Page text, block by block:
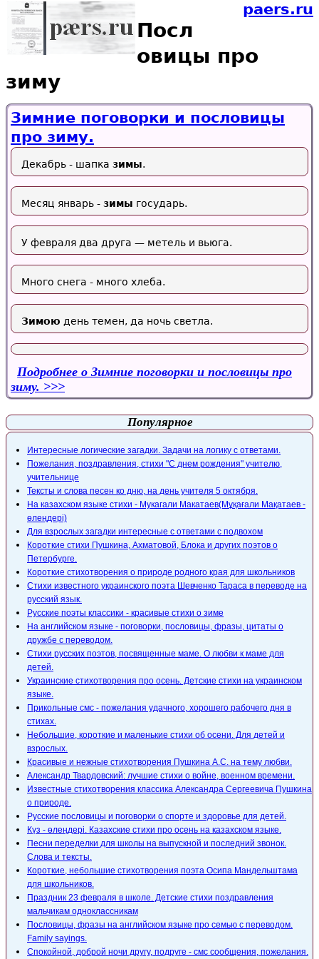
paers.ru
Посл
овицы про
зиму
Зимние поговорки и пословицы
про зиму.
Декабрь - шапка зимы.
Месяц январь - зимы государь.
У февраля два друга — метель и вьюга.
Много снега - много хлеба.
Зимою день темен, да ночь светла.
Подробнее о Зимние поговорки и пословицы про
зиму.
Популярное
Интересные логические загадки. Задачи на логику с ответами.
Пожелания, поздравления, стихи "С днем рождения" учителю,
учительнице
Тексты и слова песен ко дню, на день учителя 5 октября.
На казахском языке стихи - Мукагали Макатаев(Мұқағали Мақатаев -
өлеңдері)
Для взрослых загадки интересные с ответами с подвохом
Короткие стихи Пушкина, Ахматовой, Блока и других поэтов о
Петербурге.
Короткие стихотворения о природе родного края для школьников
Стихи известного украинского поэта Шевченко Тараса в переводе на
русский язык.
Русские поэты классики - красивые стихи о зиме
На английском языке - поговорки, пословицы, фразы, цитаты о
дружбе с переводом.
Стихи русских поэтов, посвященные маме. О любви к маме для
детей.
Украинские стихотворения про осень. Детские стихи на украинском
языке.
Прикольные смс - пожелания удачного, хорошего рабочего дня в
стихах.
Небольшие, короткие и маленькие стихи об осени. Для детей и
взрослых.
Красивые и нежные стихотворения Пушкина А.С. на тему любви.
Александр Твардовский: лучшие стихи о войне, военном времени.
Известные стихотворения классика Александра Сергеевича Пушкина
о природе.
Русские пословицы и поговорки о спорте и здоровье для детей.
Күз - өлеңдері. Казахские стихи про осень на казахском языке.
Песни переделки для школы на выпускной и последний звонок.
Слова и тексты.
Короткие, небольшие стихотворения поэта Осипа Мандельштама
для школьников.
Праздник 23 февраля в школе. Детские стихи поздравления
мальчикам одноклассникам
Пословицы, фразы на английском языке про семью с переводом.
Family sayings.
Спокойной, доброй ночи другу, подруге - смс сообщения, пожелания.